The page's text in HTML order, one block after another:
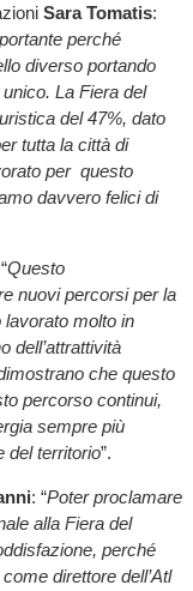
Sara Tomatis:
perché
diverso portando
La Fiera del
del 47%, dato
tutta la città di
per questo
davvero felici di
Questo
nuovi percorsi per la
lavorato molto in
dell’attrattività
che questo
percorso continui,
sempre più
del territorio”.
: “Poter proclamare
alla Fiera del
perché
direttore dell’Atl